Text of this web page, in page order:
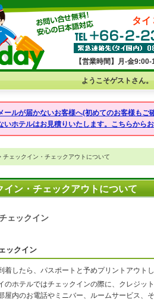
タイ
【営業時間】月-金
ようこそゲストさん。
ールが届かないお客様へ(初めてのお客様もご
いホテルはお見積りいたします。こちらから
チェックイン・チェックアウトについて
イン・チェックアウトについて
ェックイン
ックイン
着したら、パスポートと予めプリントアウト
のホテルではチェックインの際に、クレジッ
屋内のお電話やミニバー、ルームサービス、